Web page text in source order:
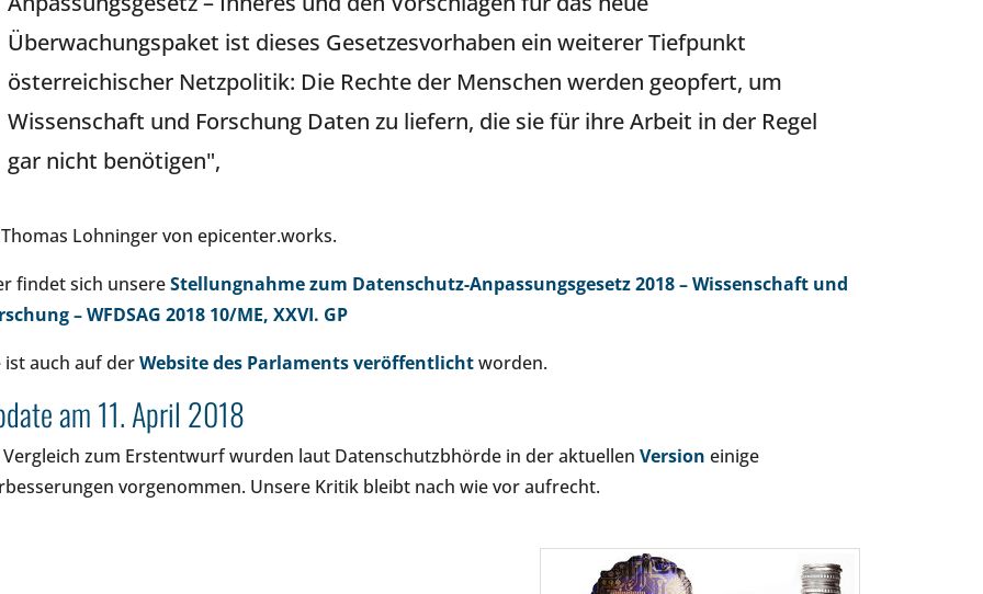
Überwachungspaket ist dieses Gesetzesvorhaben ein weiterer Tiefpunkt
österreichischer Netzpolitik: Die Rechte der Menschen werden geopfert, um
Wissenschaft und Forschung Daten zu liefern, die sie für ihre Arbeit in der Regel
gar nicht benötigen",
Lohninger von epicenter.works.
findet sich unsereStellungnahme zum Datenschutz-Anpassungsgesetz 2018 – Wissenschaft und
– WFDSAG 2018 10/ME, XXVI. GP
ist auch auf derWebsite des Parlaments veröffentlichtworden.
am 11. April 2018
zum Erstentwurf wurden laut Datenschutzbhörde in der aktuellen Version einige
vorgenommen. Unsere Kritik bleibt nach wie vor aufrecht.